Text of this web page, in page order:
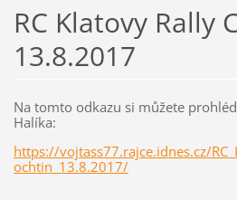
RC Klatovy Rally
13.8.2017
Na tomto odkazu si můžete
Halíka:
https://vojtass77.rajce.idnes.cz/
ochtin_13.8.2017/